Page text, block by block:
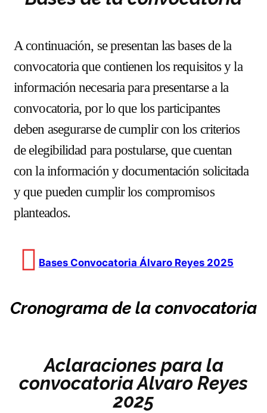
A continuación, se presentan lasbases de la
convocatoria que contienen los requisitos y la
información necesaria para presentarse a la
convocatoria, por lo que los participantes
deben asegurarse de cumplir con los criterios
de elegibilidad para postularse, que cuentan
con la información y documentación solicitada
y que pueden cumplir los compromisos
planteados.
Bases Convocatoria Álvaro Reyes 2025
Cronograma de la convocatoria
Aclaraciones para la
convocatoria Alvaro Reyes
2025